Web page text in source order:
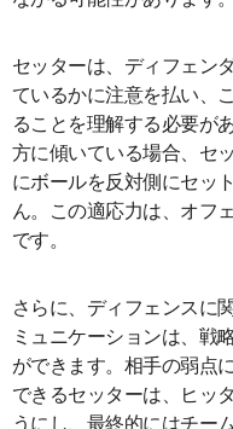
セッターは、ディフェン
ているかに注意を払い、
ることを理解する必要が
方に傾いている場合、セ
にボールを反対側にセッ
ん。この適応力は、オフ
です。
さらに、ディフェンスに
ミュニケーションは、戦
ができます。相手の弱点
できるセッターは、ヒッ
うにし、最終的にはチー